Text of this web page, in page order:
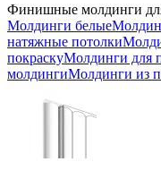
Финишные молдинги
Молдинги белые
натяжные потолки
покраскуМолдинги для
молдингиМолдинги из